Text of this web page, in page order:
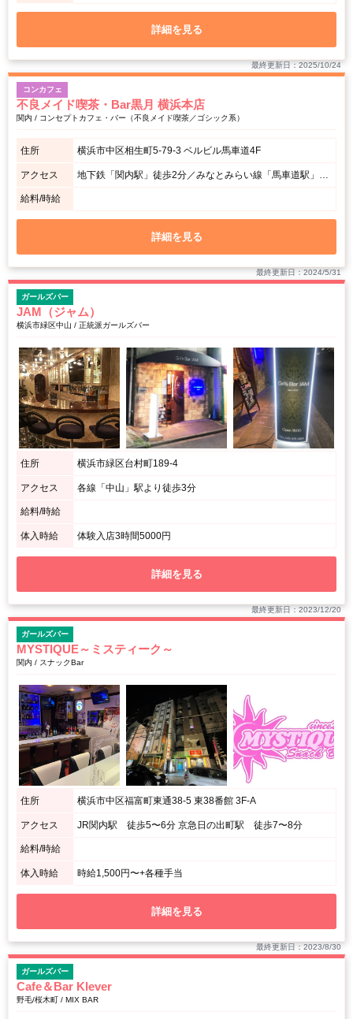
詳細を見る
最終更新日：2025/10/24
コンカフェ
不良メイド喫茶・Bar黒月 横浜本店
関内 / コンセプトカフェ・バー（不良メイド喫茶／ゴシック系）
住所 横浜市中区相生町5-79-3 ベルビル馬車道4F
アクセス 地下鉄「関内駅」徒歩2分／みなとみらい線「馬車道駅」徒歩3分／JR「関内駅」徒歩7分／JR「桜木町駅」徒歩9分
給料/時給
詳細を見る
最終更新日：2024/5/31
ガールズバー
JAM（ジャム）
横浜市緑区中山 / 正統派ガールズバー
住所 横浜市緑区台村町189-4
アクセス 各線「中山」駅より徒歩3分
給料/時給
体入時給 体験入店3時間5000円
詳細を見る
最終更新日：2023/12/20
ガールズバー
MYSTIQUE～ミスティーク～
関内 / スナックBar
住所 横浜市中区福富町東通38-5 東38番館 3F-A
アクセス JR関内駅 徒歩5〜6分 京急日の出町駅 徒歩7〜8分
給料/時給
体入時給 時給1,500円〜+各種手当
詳細を見る
最終更新日：2023/8/30
ガールズバー
Cafe＆Bar Klever
野毛/桜木町 / MIX BAR